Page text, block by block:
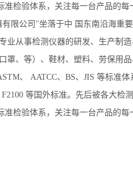
检验体系，关注每一台产品的每
限公司"坐落于中 国东南沿海重
业从事检测仪器的研发、生产制
罩、等）、鞋材、塑料、劳保用
、 AATCC、BS、JIS 等标准
等国外标准。先后被各大检
检验体系，关注每一台产品的每